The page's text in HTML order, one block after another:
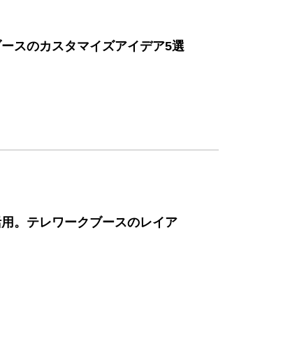
スのカスタマイズアイデア5選
。テレワークブースのレイア